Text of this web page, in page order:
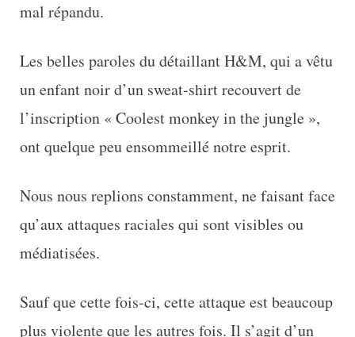
mal répandu.
Les belles paroles du détaillant H&M, qui a vêtu
un enfant noir d’un sweat-shirt recouvert de
l’inscription « Coolest monkey in the jungle »,
ont quelque peu ensommeillé notre esprit.
Nous nous replions constamment, ne faisant face
qu’aux attaques raciales qui sont visibles ou
médiatisées.
Sauf que cette fois-ci, cette attaque est beaucoup
plus violente que les autres fois. Il s’agit d’un